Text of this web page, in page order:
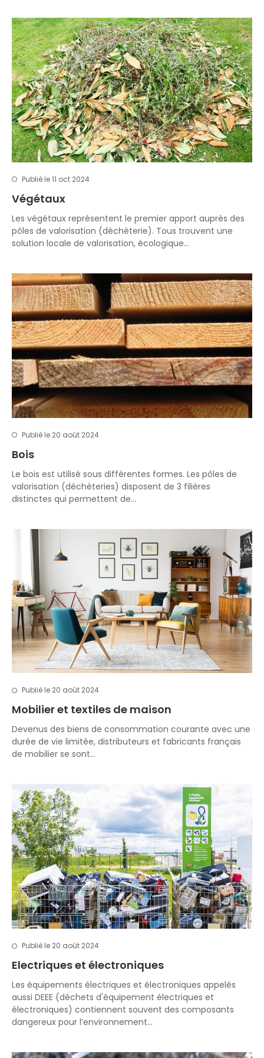
Publié le 11 oct 2024
Végétaux
Les végétaux représentent le premier apport auprès des
pôles de valorisation (déchèterie). Tous trouvent une
solution locale de valorisation, écologique…
Publié le 20 août 2024
Bois
Le bois est utilisé sous différentes formes. Les pôles de
valorisation (déchèteries) disposent de 3 filières
distinctes qui permettent de…
Publié le 20 août 2024
Mobilier et textiles de maison
Devenus des biens de consommation courante avec une
durée de vie limitée, distributeurs et fabricants français
de mobilier se sont…
Publié le 20 août 2024
Electriques et électroniques
Les équipements électriques et électroniques appelés
aussi DEEE (déchets d'équipement électriques et
électroniques) contiennent souvent des composants
dangereux pour l’environnement…